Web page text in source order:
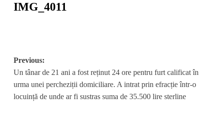
IMG_4011
Post
navigation
Previous:
Un tânar de 21 ani a fost reținut 24 ore pentru furt calificat în
urma unei percheziții domiciliare. A intrat prin efracție într-o
locuință de unde ar fi sustras suma de 35.500 lire sterline